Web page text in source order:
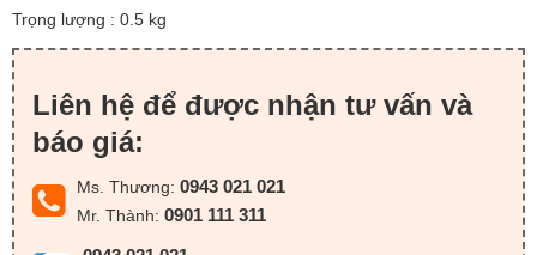
Trọng lượng : 0.5 kg
Liên hệ để được nhận tư vấn và
báo giá:
Ms. Thương: 0943 021 021
Mr. Thành: 0901 111 311